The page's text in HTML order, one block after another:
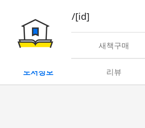
book/rent/[id]
대여 새책구매
도서정보 리뷰